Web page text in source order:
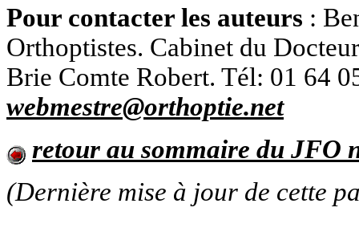
Pour contacter les auteurs :
Orthoptistes. Cabinet du
Brie Comte Robert. Tél: 01 64
webmestre@orthoptie.net
retour au sommaire du JFO
(Dernière mise à jour de cette